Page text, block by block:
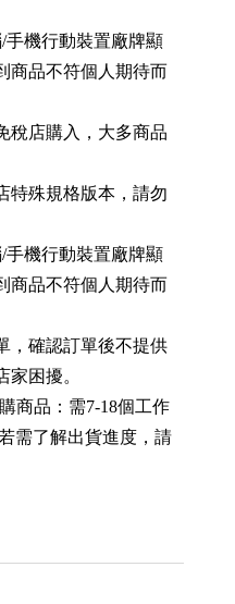
機行動裝置廠牌顯
商品不符個人期待而
稅店購入，大多商品
特殊規格版本，請勿
機行動裝置廠牌顯
商品不符個人期待而
，確認訂單後不提供
家困擾。
商品：需7-18個工作
需了解出貨進度，請